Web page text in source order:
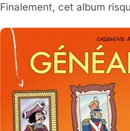
Finalement, cet album